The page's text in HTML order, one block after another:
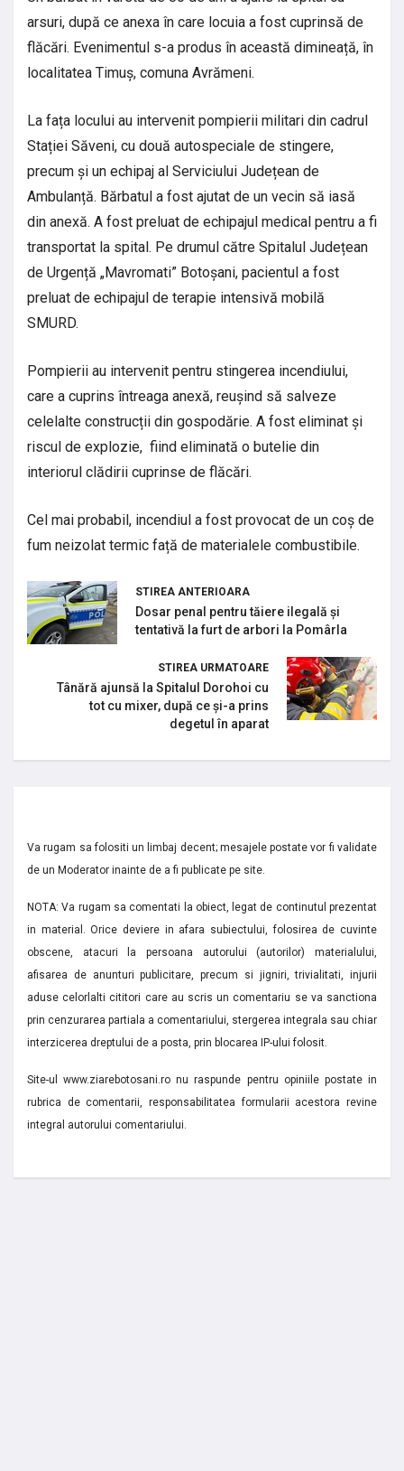
arsuri, după ce anexa în care locuia a fost cuprinsă de
flăcări. Evenimentul s-a produs în această dimineață, în
localitatea Timuș, comuna Avrămeni.
La fața locului au intervenit pompierii militari din cadrul
Stației Săveni, cu două autospeciale de stingere,
precum și un echipaj al Serviciului Județean de
Ambulanță. Bărbatul a fost ajutat de un vecin să iasă
din anexă. A fost preluat de echipajul medical pentru a fi
transportat la spital. Pe drumul către Spitalul Județean
de Urgență „Mavromati” Botoșani, pacientul a fost
preluat de echipajul de terapie intensivă mobilă
SMURD.
Pompierii au intervenit pentru stingerea incendiului,
care a cuprins întreaga anexă, reușind să salveze
celelalte construcții din gospodărie. A fost eliminat și
riscul de explozie, fiind eliminată o butelie din
interiorul clădirii cuprinse de flăcări.
Cel mai probabil, incendiul a fost provocat de un coș de
fum neizolat termic față de materialele combustibile.
STIREA ANTERIOARA
Dosar penal pentru tăiere ilegală și
tentativă la furt de arbori la Pomârla
STIREA URMATOARE
Tânără ajunsă la Spitalul Dorohoi cu
tot cu mixer, după ce și-a prins
degetul în aparat
Va rugam sa folositi un limbaj decent; mesajele postate vor fi validate
de un Moderator inainte de a fi publicate pe site.
NOTA: Va rugam sa comentati la obiect, legat de continutul prezentat
in material. Orice deviere in afara subiectului, folosirea de cuvinte
obscene, atacuri la persoana autorului (autorilor) materialului,
afisarea de anunturi publicitare, precum si jigniri, trivialitati, injurii
aduse celorlalti cititori care au scris un comentariu se va sanctiona
prin cenzurarea partiala a comentariului, stergerea integrala sau chiar
interzicerea dreptului de a posta, prin blocarea IP-ului folosit.
Site-ul www.ziarebotosani.ro nu raspunde pentru opiniile postate in
rubrica de comentarii, responsabilitatea formularii acestora revine
integral autorului comentariului.